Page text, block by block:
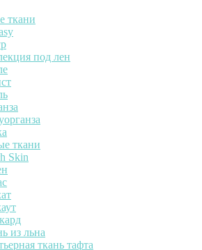
ткани
под лен
ткани
Skin
из льна
ткань тафта